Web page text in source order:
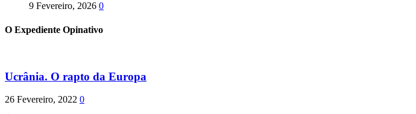
9 Fevereiro, 2026 0
O Expediente Opinativo
Ucrânia. O rapto da Europa
26 Fevereiro, 2022 0